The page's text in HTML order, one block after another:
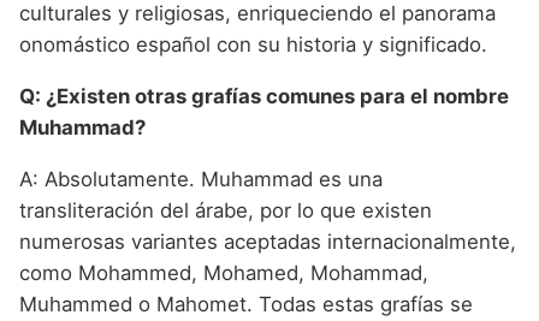
culturales y religiosas, enriqueciendo el panorama
onomástico español con su historia y significado.
Q: ¿Existen otras grafías comunes para el nombre
Muhammad?
A: Absolutamente. Muhammad es una
transliteración del árabe, por lo que existen
numerosas variantes aceptadas internacionalmente,
como Mohammed, Mohamed, Mohammad,
Muhammed o Mahomet. Todas estas grafías se